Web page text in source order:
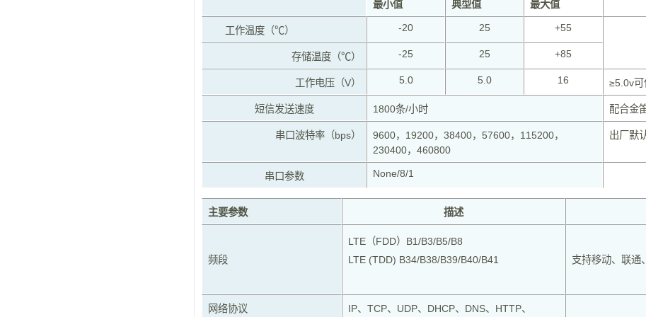
最小值 典型值 最大值
工作温度（℃） -20 25 +55
存储温度（℃） -25 25 +85
工作电压（V） 5.0 5.0 16 ≥5.0v可
短信发送速度 1800条/小时 配合金
串口波特率（bps）
9600，19200，38400，57600，115200，
230400，460800
出厂默
串口参数 None/8/1
主要参数 描述
频段
LTE（FDD）B1/B3/B5/B8
LTE (TDD) B34/B38/B39/B40/B41
支持移动、联通
网络协议 IP、TCP、UDP、DHCP、DNS、HTTP、